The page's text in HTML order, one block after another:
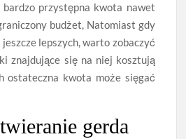
przystępna kwota nawet
budżet, Natomiast gdy
lepszych, warto zobaczyć
znajdujące się na niej kosztują
ostateczna kwota może sięgać
gerda